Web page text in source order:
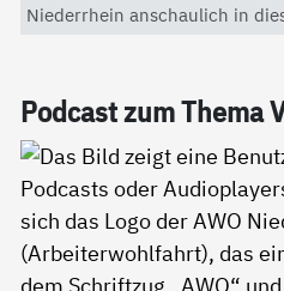
Niederrhein anschaulich in
Pod­cast zum The­ma